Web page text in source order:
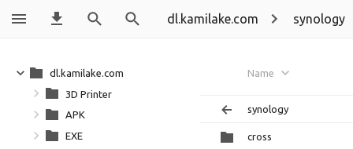
dl.kamilake.com synology
Name
synology
cross
dl.kamilake.com
3D Printer
APK
EXE